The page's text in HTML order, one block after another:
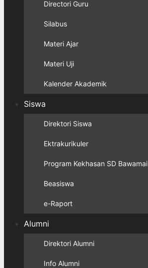
Directori Guru
Silabus
Materi Ajar
Materi Uji
Kalender Akademik
Siswa
Direktori Siswa
Ektrakurikuler
Program Kekhasan SD Bawamai
Beasiswa
e-Raport
Alumni
Direktori Alumni
Info Alumni